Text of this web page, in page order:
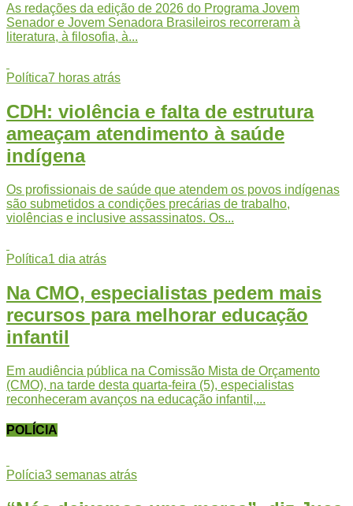
As redações da edição de 2026 do Programa Jovem
Senador e Jovem Senadora Brasileiros recorreram à
literatura, à filosofia, à...
Política7 horas atrás
CDH: violência e falta de estrutura
ameaçam atendimento à saúde
indígena
Os profissionais de saúde que atendem os povos indígenas
são submetidos a condições precárias de trabalho,
violências e inclusive assassinatos. Os...
Política1 dia atrás
Na CMO, especialistas pedem mais
recursos para melhorar educação
infantil
Em audiência pública na Comissão Mista de Orçamento
(CMO), na tarde desta quarta-feira (5), especialistas
reconheceram avanços na educação infantil,...
POLÍCIA
Polícia3 semanas atrás